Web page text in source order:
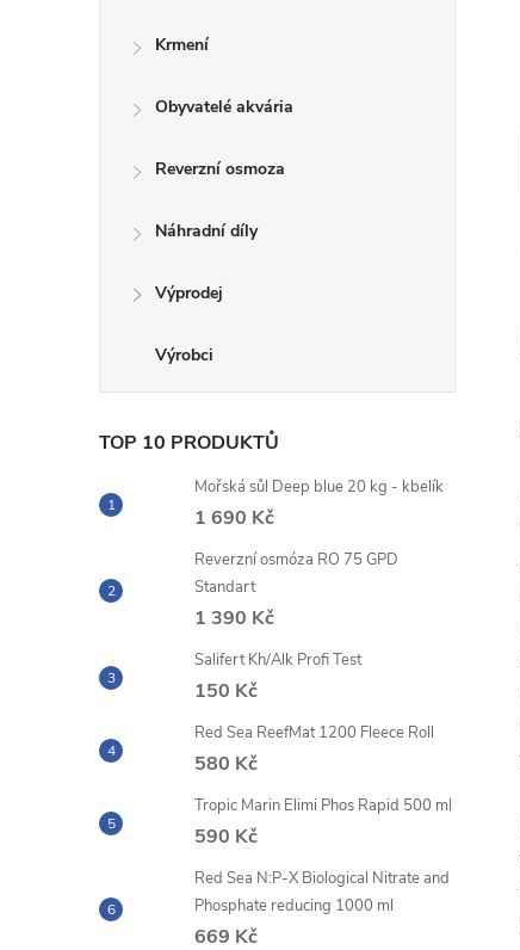
Krmení
Obyvatelé akvária
Reverzní osmoza
Náhradní díly
Výprodej
TOP 10 PRODUKTŮ
Mořská sůl Deep blue 20 kg - kbelík
1 690 Kč
Reverzní osmóza RO 75 GPD
Standart
1 390 Kč
Salifert Kh/Alk Profi Test
150 Kč
Red Sea ReefMat 1200 Fleece Roll
580 Kč
Tropic Marin Elimi Phos Rapid 500 ml
590 Kč
Red Sea N:P-X Biological Nitrate and
Phosphate reducing 1000 ml
669 Kč